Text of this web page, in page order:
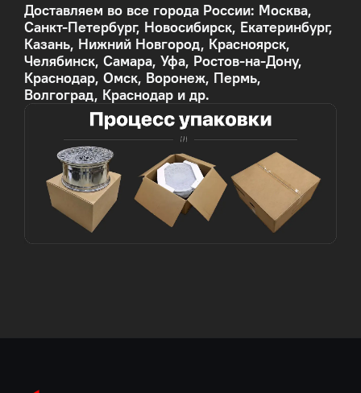
Доставляем во все города России: Москва,
Санкт-Петербург, Новосибирск, Екатеринбург,
Казань, Нижний Новгород, Красноярск,
Челябинск, Самара, Уфа, Ростов-на-Дону,
Краснодар, Омск, Воронеж, Пермь,
Волгоград, Краснодар и др.